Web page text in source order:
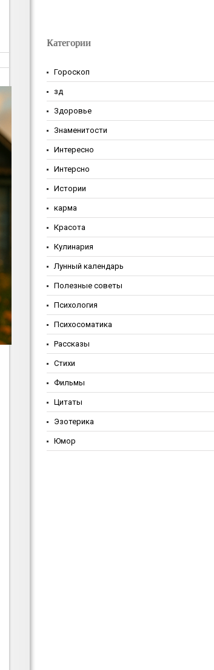
Категории
Гороскоп
зд
Здоровье
Знаменитости
Интересно
Интерсно
Истории
карма
Красота
Кулинария
Лунный календарь
Полезные советы
Психология
Психосоматика
Рассказы
Стихи
Фильмы
Цитаты
Эзотерика
Юмор